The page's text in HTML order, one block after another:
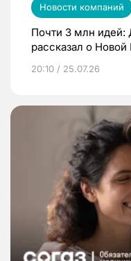
Новости компаний
Почти 3 млн
рассказал о
20:10 / 25.07.26